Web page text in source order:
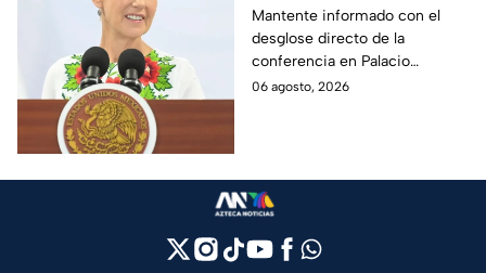
Claudia Sheinbaum
hoy jueves 6 de agosto
en la mañanera
Mantente informado con el
desglose directo de la
conferencia en Palacio
Nacional este jueves 6 de
06 agosto, 2026